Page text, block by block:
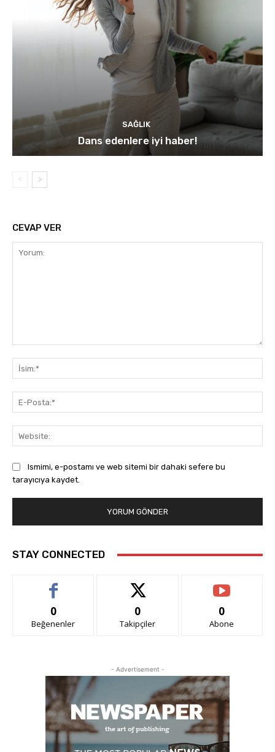
SAĞLIK
Dans edenlere iyi haber!
CEVAP VER
Ismimi, e-postamı ve web sitemi bir dahaki sefere bu
tarayıcıya kaydet.
STAY CONNECTED
0
Beğenenler
0
Takipçiler
0
Abone
- Advertisement -